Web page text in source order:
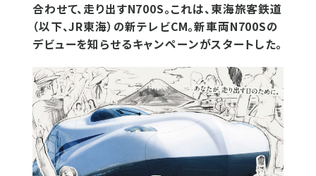
合わせて、走り出すN700S。これは、東海旅客鉄道
（以下、JR東海）の新テレビCM。新車両N700Sの
デビューを知らせるキャンペーンがスタートした。